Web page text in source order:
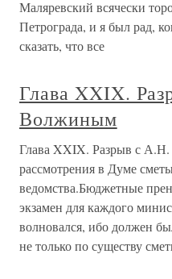
Маляревский всячески
Петрограда, и я был рад,
сказать, что все
Глава XXIX.
Волжиным
Глава XXIX. Разрыв с
рассмотрения в Думе
ведомства.Бюджетные
экзамен для каждого
волновался, ибо должен
не только по существу